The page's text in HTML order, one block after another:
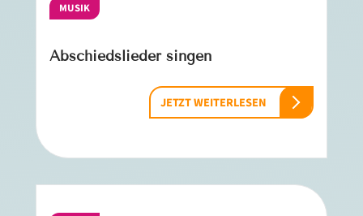
MUSIK
Abschiedslieder singen
JETZT WEITERLESEN